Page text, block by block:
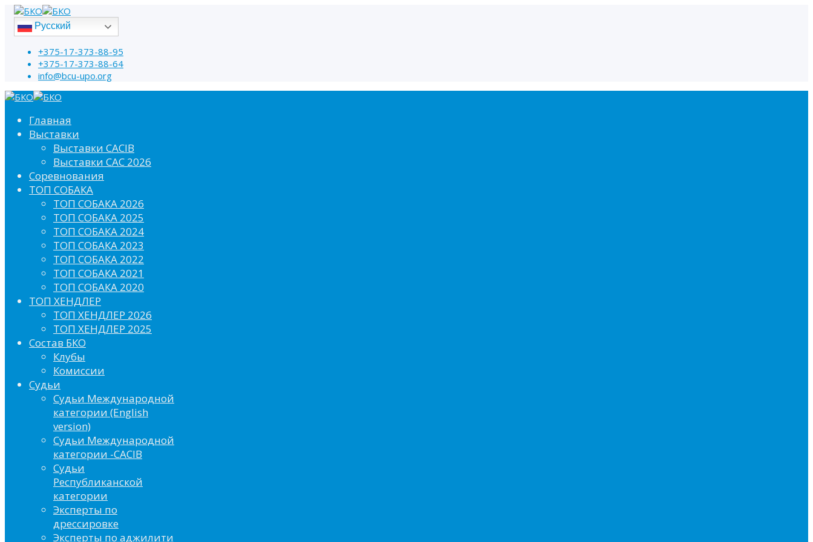
Русский
+375-17-373-88-95
+375-17-373-88-64
info@bcu-upo.org
Главная
Выставки
Выставки CACIB
Выставки САС 2026
Соревнования
ТОП СОБАКА
ТОП СОБАКА 2026
ТОП СОБАКА 2025
ТОП СОБАКА 2024
ТОП СОБАКА 2023
ТОП СОБАКА 2022
ТОП СОБАКА 2021
ТОП СОБАКА 2020
ТОП ХЕНДЛЕР
ТОП ХЕНДЛЕР 2026
ТОП ХЕНДЛЕР 2025
Состав БКО
Клубы
Комиссии
Судьи
Судьи Международной
категории (English
version)
Судьи Международной
категории -CACIB
Судьи
Республиканской
категории
Эксперты по
дрессировке
Эксперты по аджилити